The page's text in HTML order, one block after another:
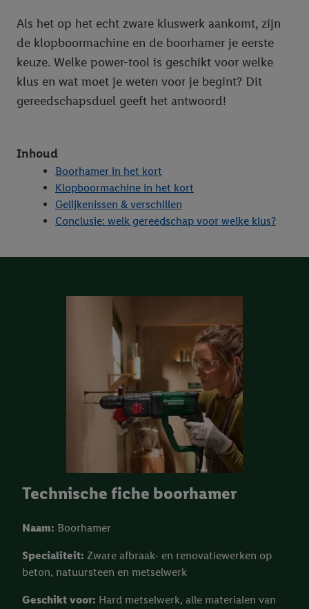
Als het op het echt zware kluswerk aankomt, zijn
de klopboormachine en de boorhamer je eerste
keuze. Welke power-tool is geschikt voor welke
klus en wat moet je weten voor je begint? Dit
gereedschapsduel geeft het antwoord!
Inhoud
Boorhamer in het kort
Klopboormachine in het kort
Gelijkenissen & verschillen
Conclusie: welk gereedschap voor welke klus?
Technische fiche boorhamer
Naam: Boorhamer
Specialiteit: Zware afbraak- en renovatiewerken op
beton, natuursteen en metselwerk
Geschikt voor: Hard metselwerk, alle materialen van